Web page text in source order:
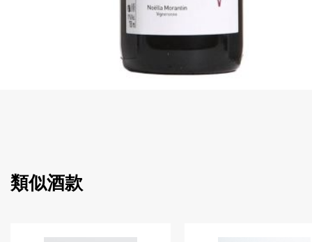
類似酒款